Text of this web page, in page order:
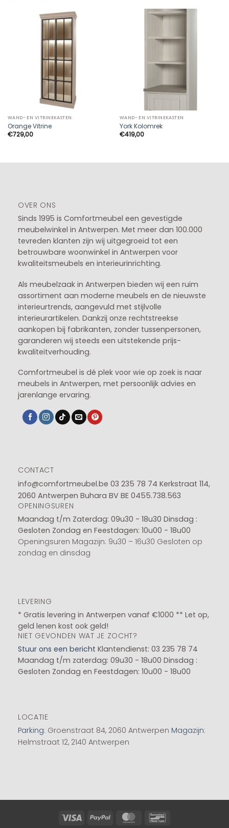
WAND- EN VITRINEKASTEN
Orange Vitrine
€729,00
WAND- EN VITRINEKASTEN
York Kolomrek
€419,00
OVER ONS
Sinds 1995 is Comfortmeubel een gevestigde
meubelwinkel in Antwerpen. Met meer dan 100.000
tevreden klanten zijn wij uitgegroeid tot een
betrouwbare woonwinkel in Antwerpen voor
kwaliteitsmeubels en interieurinrichting.
Als meubelzaak in Antwerpen bieden wij een ruim
assortiment aan moderne meubels en de nieuwste
interieurtrends, aangevuld met stijlvolle
interieurartikelen. Dankzij onze rechtstreekse
aankopen bij fabrikanten, zonder tussenpersonen,
garanderen wij steeds een uitstekende prijs-
kwaliteitverhouding.
Comfortmeubel is dé plek voor wie op zoek is naar
meubels in Antwerpen, met persoonlijk advies en
jarenlange ervaring.
CONTACT
info@comfortmeubel.be 03 235 78 74 Kerkstraat 114,
2060 Antwerpen Buhara BV BE 0455.738.563
OPENINGSUREN
Maandag t/m Zaterdag: 09u30 - 18u30 Dinsdag :
Gesloten Zondag en Feestdagen: 10u00 - 18u00
Openingsuren Magazijn: 9u30 – 16u30 Gesloten op
zondag en dinsdag
LEVERING
* Gratis levering in Antwerpen vanaf €1000 ** Let op,
geld lenen kost ook geld!
NIET GEVONDEN WAT JE ZOCHT?
Stuur ons een bericht Klantendienst: 03 235 78 74
Maandag t/m zaterdag: 09u30 - 18u00 Dinsdag :
Gesloten Zondag en Feestdagen: 10u00 - 18u00
LOCATIE
Parking: Groenstraat 84, 2060 Antwerpen Magazijn:
Helmstraat 12, 2140 Antwerpen
Visa PayPal MasterCard